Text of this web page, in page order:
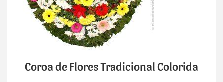
Coroa de Flores Tradicional Colorida